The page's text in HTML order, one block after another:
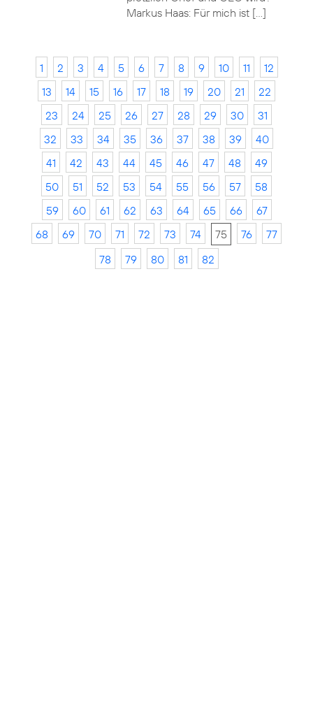
Markus Haas: Für mich ist […]
1 2 3 4 5 6 7 8 9 10 11
12
13
14 15 16 17 18 19 20 21
22
23
24 25 26 27 28 29 30
31
32
33 34 35 36 37 38 39
40
41
42 43 44 45 46 47 48
49
50
51 52 53 54 55 56 57
58
59
60 61 62 63 64 65 66
67
68
69 70 71 72 73 74 75 76
77
78
79 80 81 82